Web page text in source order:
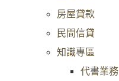
房屋貸款
民間信貸
知識專區
代書業務